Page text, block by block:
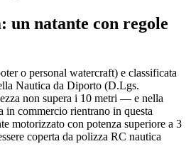
un natante con regole
o personal watercraft) e classificata
Nautica da Diporto (D.Lgs.
non supera i 10 metri — e nella
in commercio rientrano in questa
motorizzato con potenza superiore a 3
coperta da polizza RC nautica